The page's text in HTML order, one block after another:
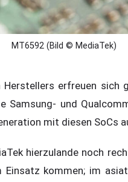
MT6592 (Bild © MediaTek)
erfreuen sich
Samsung- und
mit diesen SoCs
hierzulande noch
kommen; im